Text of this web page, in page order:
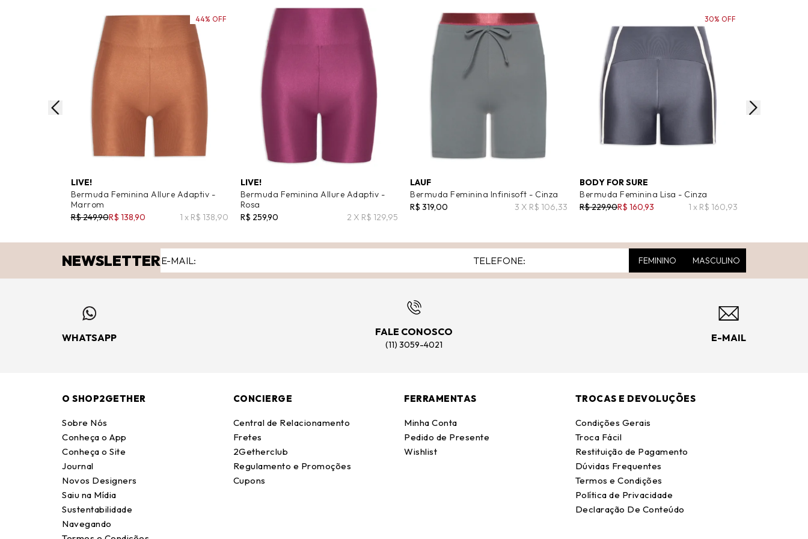
LIVE!
Bermuda Feminina Allure Adaptiv -
Marrom
R$ 249,90R$ 138,90 1 x R$ 138,90
44% OFF
LIVE!
Bermuda Feminina Allure Adaptiv -
Rosa
R$ 259,90
2 X R$ 129,95
LAUF
Bermuda Feminina Infinisoft - Cinza
R$ 319,00
3 X R$ 106,33
BODY FOR SURE
Bermuda Feminina Lisa - Cinza
R$ 229,90R$ 160,93 1 x R$ 160,93
30% OFF
NEWSLETTER FEMININO MASCULINO
WHATSAPP
FALE CONOSCO
(11) 3059-4021
E-MAIL
O SHOP2GETHER
Sobre Nós
Conheça o App
Conheça o Site
Journal
Novos Designers
Saiu na Mídia
Sustentabilidade
Navegando
CONCIERGE
Central de Relacionamento
Fretes
2Getherclub
Regulamento e Promoções
Cupons
FERRAMENTAS
Minha Conta
Pedido de Presente
Wishlist
TROCAS E DEVOLUÇÕES
Condições Gerais
Troca Fácil
Restituição de Pagamento
Dúvidas Frequentes
Termos e Condições
Política de Privacidade
Declaração De Conteúdo